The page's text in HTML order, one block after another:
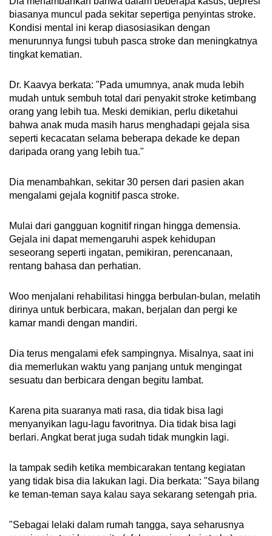
biasanya muncul pada sekitar sepertiga penyintas stroke.
Kondisi mental ini kerap diasosiasikan dengan
menurunnya fungsi tubuh pasca stroke dan meningkatnya
tingkat kematian.
Dr. Kaavya berkata: "Pada umumnya, anak muda lebih
mudah untuk sembuh total dari penyakit stroke ketimbang
orang yang lebih tua. Meski demikian, perlu diketahui
bahwa anak muda masih harus menghadapi gejala sisa
seperti kecacatan selama beberapa dekade ke depan
daripada orang yang lebih tua."
Dia menambahkan, sekitar 30 persen dari pasien akan
mengalami gejala kognitif pasca stroke.
Mulai dari gangguan kognitif ringan hingga demensia.
Gejala ini dapat memengaruhi aspek kehidupan
seseorang seperti ingatan, pemikiran, perencanaan,
rentang bahasa dan perhatian.
Woo menjalani rehabilitasi hingga berbulan-bulan, melatih
dirinya untuk berbicara, makan, berjalan dan pergi ke
kamar mandi dengan mandiri.
Dia terus mengalami efek sampingnya. Misalnya, saat ini
dia memerlukan waktu yang panjang untuk mengingat
sesuatu dan berbicara dengan begitu lambat.
Karena pita suaranya mati rasa, dia tidak bisa lagi
menyanyikan lagu-lagu favoritnya. Dia tidak bisa lagi
berlari. Angkat berat juga sudah tidak mungkin lagi.
Ia tampak sedih ketika membicarakan tentang kegiatan
yang tidak bisa dia lakukan lagi. Dia berkata: "Saya bilang
ke teman-teman saya kalau saya sekarang setengah pria.
"Sebagai lelaki dalam rumah tangga, saya seharusnya